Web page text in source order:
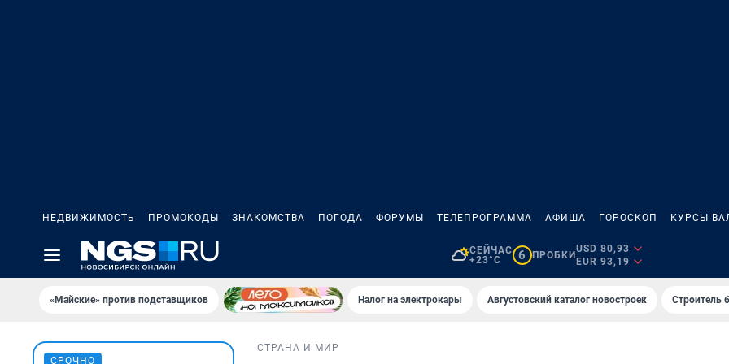
НЕДВИЖИМОСТЬ ПРОМОКОДЫ ЗНАКОМСТВА ПОГОДА ФОРУМЫ ТЕЛЕПРОГРАММА АФИША ГОРОСКОП КУРСЫ
СЕЙЧАС
+23°C
6 ПРОБКИ
USD 80,93
EUR 93,19
«Майские» против подставщиков Налог на электрокары Августовский каталог новостроек Строитель
СРОЧНО
СТРАНА И МИР